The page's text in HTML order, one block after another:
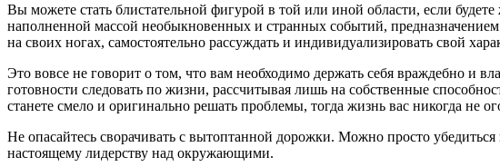
Вы можете стать блистательной фигурой в той или иной области, если
наполненной массой необыкновенных и странных событий,
на своих ногах, самостоятельно рассуждать и индивидуализировать свой
Это вовсе не говорит о том, что вам необходимо держать себя враждебно и
готовности следовать по жизни, рассчитывая лишь на собственные
станете смело и оригинально решать проблемы, тогда жизнь вас никогда не
Не опасайтесь сворачивать с вытоптанной дорожки. Можно просто
настоящему лидерству над окружающими.